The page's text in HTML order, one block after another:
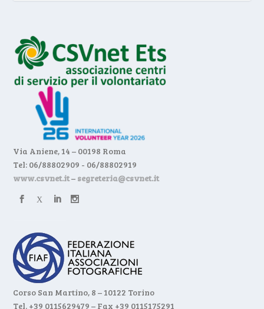
Via Aniene, 14 – 00198 Roma
Tel: 06/88802909 - 06/88802919
www.csvnet.it– segreteria@csvnet.it
Corso San Martino, 8 – 10122 Torino
Tel. +39 0115629479 – Fax +39 0115175291